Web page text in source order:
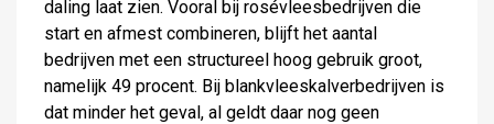
daling laat zien. Vooral bij rosévleesbedrijven die
start en afmest combineren, blijft het aantal
bedrijven met een structureel hoog gebruik groot,
namelijk 49 procent. Bij blankvleeskalverbedrijven is
dat minder het geval, al geldt daar nog geen